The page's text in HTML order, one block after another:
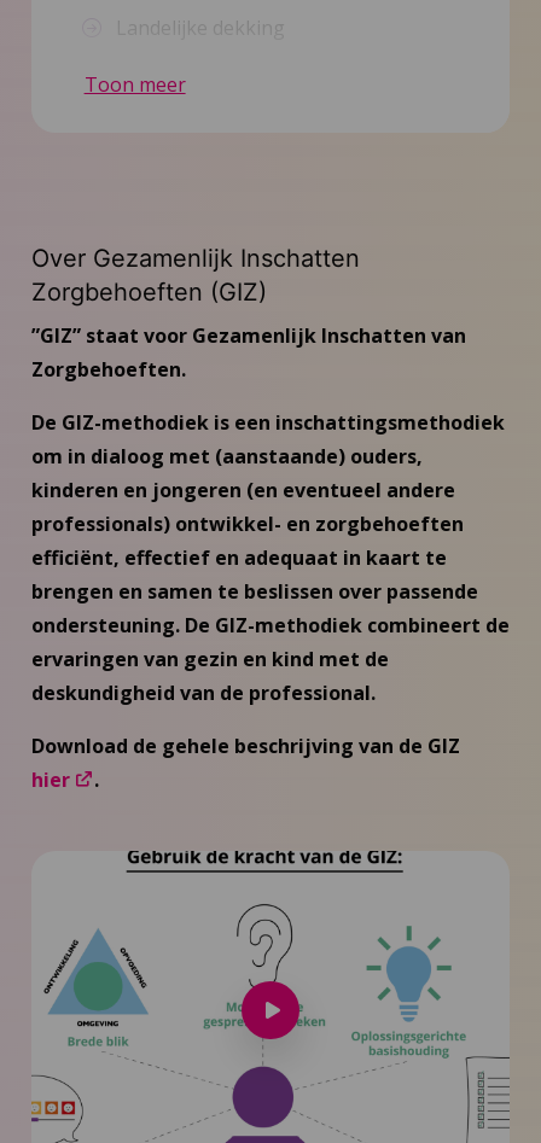
Landelijke dekking
Nieuws
Inloggen GIZ-professionals en -
coördinatoren
Inloggen GIZ-coaches
Toon meer
Over Gezamenlijk Inschatten
Zorgbehoeften (GIZ)
”GIZ” staat voor Gezamenlijk Inschatten van
Zorgbehoeften.
De GIZ-methodiek is een inschattingsmethodiek
om in dialoog met (aanstaande) ouders,
kinderen en jongeren (en eventueel andere
professionals) ontwikkel- en zorgbehoeften
efficiënt, effectief en adequaat in kaart te
brengen en samen te beslissen over passende
ondersteuning. De GIZ-methodiek combineert de
ervaringen van gezin en kind met de
deskundigheid van de professional.
Download de gehele beschrijving van de GIZ
hier
.
Speel
video